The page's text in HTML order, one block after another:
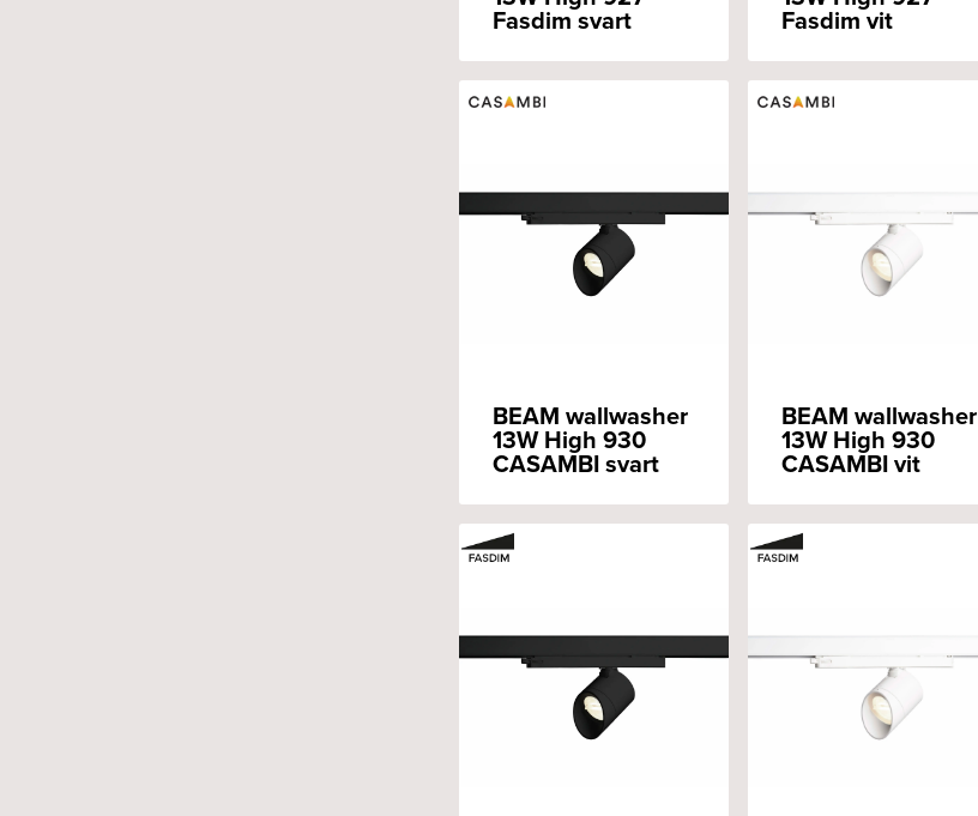
Fasdim svart Fasdim vit
BEAM wallwasher
13W High 930
CASAMBI svart
BEAM wallwasher
13W High 930
CASAMBI vit